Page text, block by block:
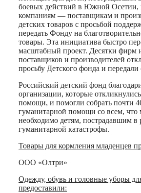
боевых действий в Южной Осетии,
компаниям — поставщикам и
детских товаров с просьбой
передать Фонду на
товары. Эта инициатива быстро
масштабный проект. Десятки фирм
поставщиков и производителей
просьбу Детского фонда и передали
Российский детский фонд
организации, которые
помощи, и помогли собрать почти
гуманитарной помощи со всем, что
необходимо детям, пострадавшим в
гуманитарной катастрофы.
Товары для кормления младенцев
ООО «Олтри»
Одежду, обувь и головные уборы
предоставили: